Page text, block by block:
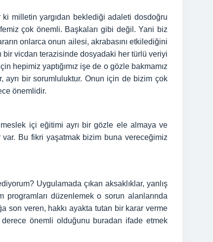
milletin yargıdan beklediği adaleti dosdoğru
çok önemli. Başkaları gibi değil. Yani biz
onlarca onun ailesi, akrabasını etkilediğini
vicdan terazisinde dosyadaki her türlü veriyi
hepimiz yaptığımız işe de o gözle bakmamız
ayrı bir sorumluluktur. Onun için de bizim çok
önemlidir.
içi eğitimi ayrı bir gözle ele almaya ve
var. Bu fikri yaşatmak bizim buna vereceğimiz
Uygulamada çıkan aksaklıklar, yanlış
düzenlemek o sorun alanlarında
son veren, hakkı ayakta tutan bir karar verme
önemli olduğunu buradan ifade etmek